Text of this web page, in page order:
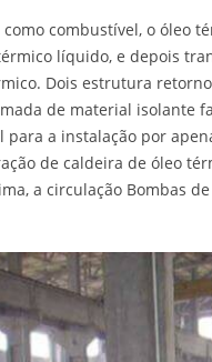
combustível, o óleo
líquido, e depois
Dois estrutura
de material isolante
a instalação por
de caldeira de óleo
a circulação Bombas